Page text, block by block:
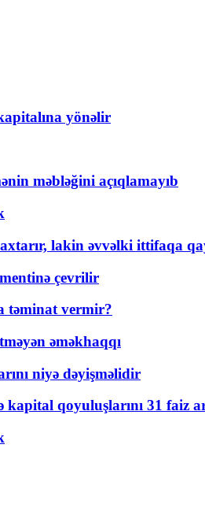
yönəlir
məbləğini açıqlamayıb
lakin əvvəlki ittifaqa
çevrilir
təminat vermir?
əməkhaqqı
niyə dəyişməlidir
kapital qoyuluşlarını 31 faiz